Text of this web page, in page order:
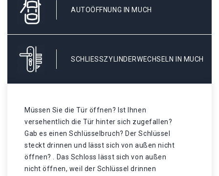
AUTOÖFFNUNG IN MUCH
SCHLIESSZYLINDERWECHSELN IN MUCH
Müssen Sie die Tür öffnen? Ist Ihnen
versehentlich die Tür hinter sich zugefallen?
Gab es einen Schlüsselbruch? Der Schlüssel
steckt drinnen und lässt sich von außen nicht
öffnen? . Das Schloss lässt sich von außen
nicht öffnen, weil der Schlüssel drinnen